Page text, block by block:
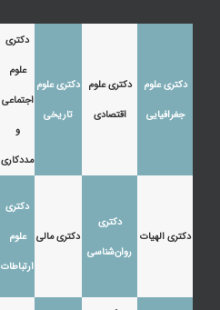
دکتری علوم
جغرافیایی
دکتری علوم
اقتصادی
دکتری علوم
تاریخی
دکتری
علوم
اجتماعی
و
مددکاری
دکتری الهیات
دکتری
روان‌شناسی
دکتری مالی
دکتری
علوم
ارتباطات